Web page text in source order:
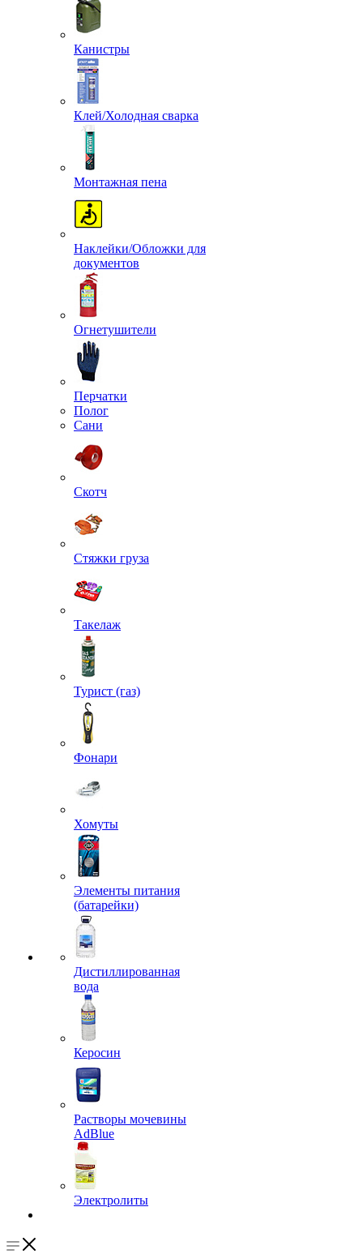
Канистры
Клей/Холодная сварка
Монтажная пена
Наклейки/Обложки для
документов
Огнетушители
Перчатки
Полог
Сани
Скотч
Стяжки груза
Такелаж
Турист (газ)
Фонари
Хомуты
Элементы питания
(батарейки)
Дистиллированная
вода
Керосин
Растворы мочевины
AdBlue
Электролиты